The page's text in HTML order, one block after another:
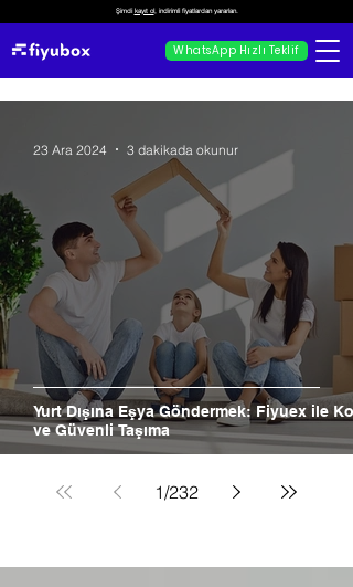
Şimdi kayıt ol, indirimli fiyatlardan yararlan.
WhatsApp Hızlı Teklif
Yurt Dışına Eşya Göndermek: Fiyuex ile
ve Güvenli Taşıma
23 Ara 2024 3 dakikada okunur
1/232